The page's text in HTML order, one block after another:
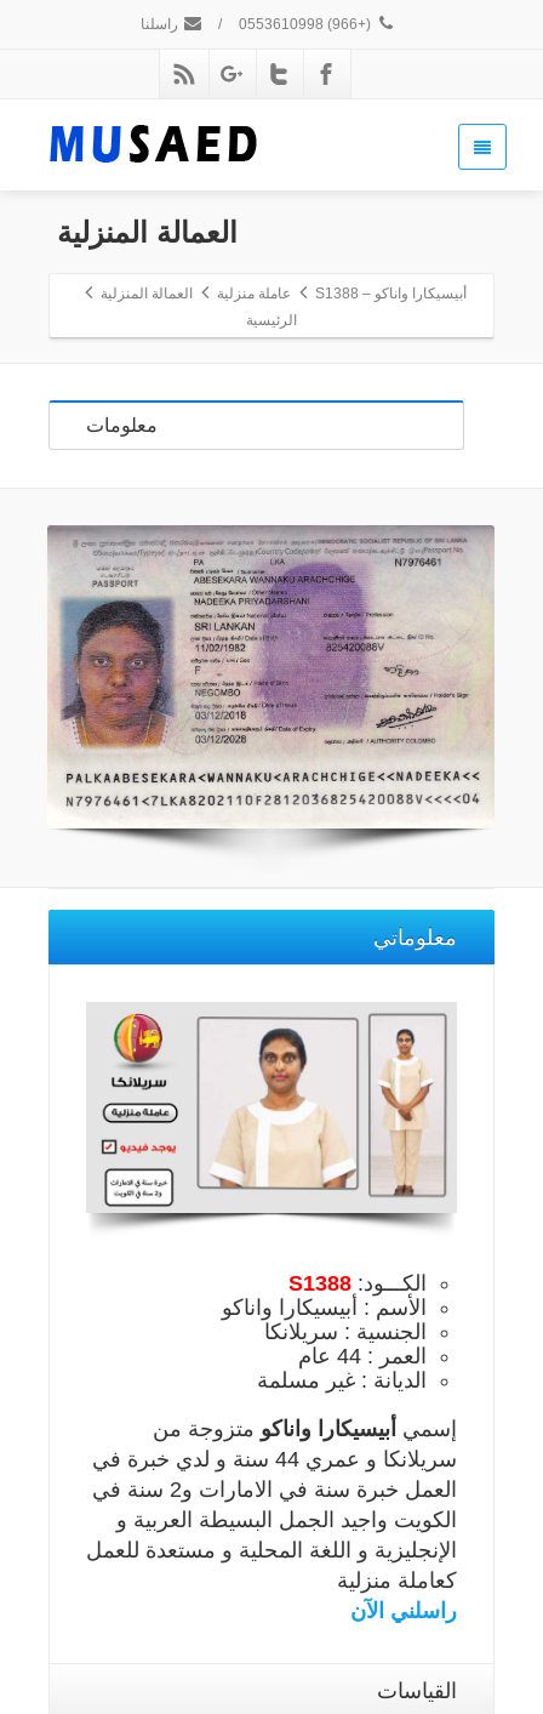
(+966) 0553610998
/ راسلنا
العمالة المنزلية
أبيسيكارا واناكو – S1388 عاملة منزلية
العمالة المنزلية
الرئيسية
معلومات
معلوماتي
الكـــود: S1388
الأسم : أبيسيكارا واناكو
الجنسية : سريلانكا
العمر : 44 عام
الديانة : غير مسلمة
إسمي أبيسيكارا واناكو متزوجة من
سريلانكا و عمري 44 سنة و لدي خبرة في
العمل خبرة سنة في الامارات و2 سنة في
الكويت واجيد الجمل البسيطة العربية و
الإنجليزية و اللغة المحلية و مستعدة للعمل
كعاملة منزلية
راسلني الآن
القياسات